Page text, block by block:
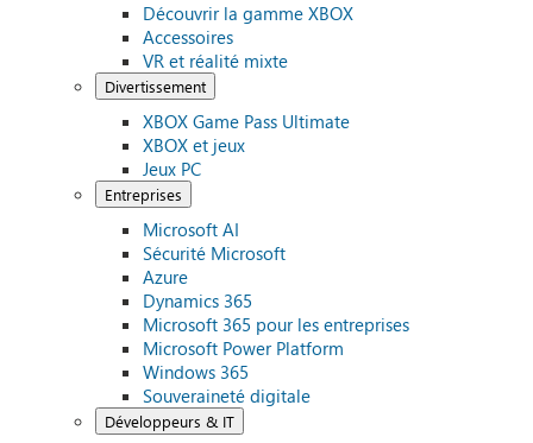
Découvrir la gamme XBOX
Accessoires
VR et réalité mixte
Divertissement
XBOX Game Pass Ultimate
XBOX et jeux
Jeux PC
Entreprises
Microsoft AI
Sécurité Microsoft
Azure
Dynamics 365
Microsoft 365 pour les entreprises
Microsoft Power Platform
Windows 365
Souveraineté digitale
Développeurs & IT